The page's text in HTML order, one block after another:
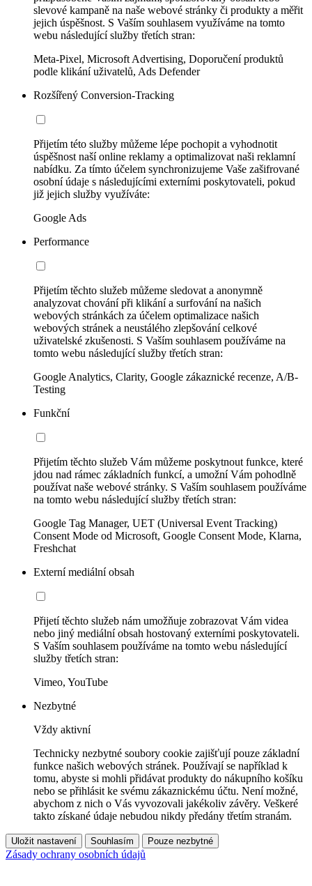
slevové kampaně na naše webové stránky či produkty a měřit
jejich úspěšnost. S Vaším souhlasem využíváme na tomto
webu následující služby třetích stran:
Meta-Pixel, Microsoft Advertising, Doporučení produktů
podle klikání uživatelů, Ads Defender
Rozšířený Conversion-Tracking
Přijetím této služby můžeme lépe pochopit a vyhodnotit
úspěšnost naší online reklamy a optimalizovat naši reklamní
nabídku. Za tímto účelem synchronizujeme Vaše zašifrované
osobní údaje s následujícími externími poskytovateli, pokud
již jejich služby využíváte:
Google Ads
Performance
Přijetím těchto služeb můžeme sledovat a anonymně
analyzovat chování při klikání a surfování na našich
webových stránkách za účelem optimalizace našich
webových stránek a neustálého zlepšování celkové
uživatelské zkušenosti. S Vaším souhlasem používáme na
tomto webu následující služby třetích stran:
Google Analytics, Clarity, Google zákaznické recenze, A/B-
Testing
Funkční
Přijetím těchto služeb Vám můžeme poskytnout funkce, které
jdou nad rámec základních funkcí, a umožní Vám pohodlně
používat naše webové stránky. S Vaším souhlasem používáme
na tomto webu následující služby třetích stran:
Google Tag Manager, UET (Universal Event Tracking)
Consent Mode od Microsoft, Google Consent Mode, Klarna,
Freshchat
Externí mediální obsah
Přijetí těchto služeb nám umožňuje zobrazovat Vám videa
nebo jiný mediální obsah hostovaný externími poskytovateli.
S Vaším souhlasem používáme na tomto webu následující
služby třetích stran:
Vimeo, YouTube
Nezbytné
Vždy aktivní
Technicky nezbytné soubory cookie zajišťují pouze základní
funkce našich webových stránek. Používají se například k
tomu, abyste si mohli přidávat produkty do nákupního košíku
nebo se přihlásit ke svému zákaznickému účtu. Není možné,
abychom z nich o Vás vyvozovali jakékoliv závěry. Veškeré
takto získané údaje nebudou nikdy předány třetím stranám.
Uložit nastavení Souhlasím Pouze nezbytné
Zásady ochrany osobních údajů